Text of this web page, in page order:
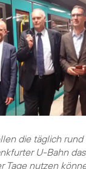
die täglich rund
U-Bahn
Tage nutzen